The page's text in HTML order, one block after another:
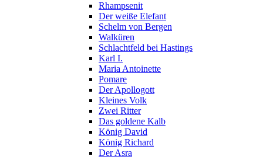
Rhampsenit
Der weiße Elefant
Schelm von Bergen
Walküren
Schlachtfeld bei Hastings
Karl I.
Maria Antoinette
Pomare
Der Apollogott
Kleines Volk
Zwei Ritter
Das goldene Kalb
König David
König Richard
Der Asra